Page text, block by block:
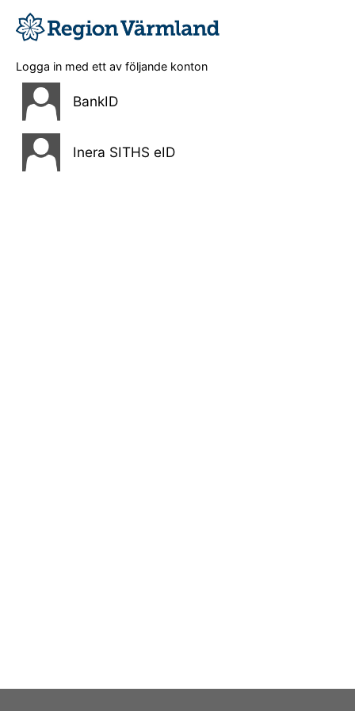
Logga in med ett av följande konton
BankID
Inera SITHS eID